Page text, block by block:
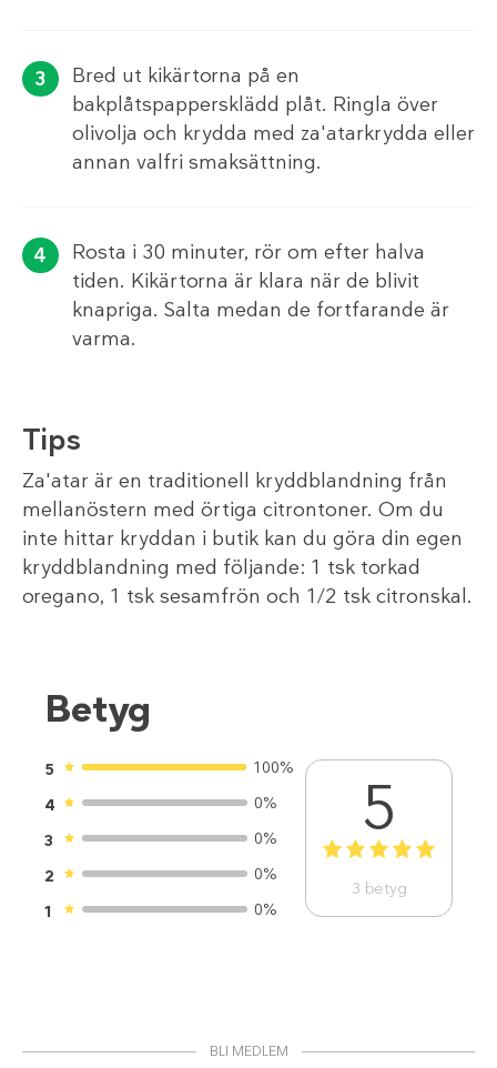
Bred ut kikärtorna på en
bakplåtspappersklädd plåt. Ringla över
olivolja och krydda med za'atarkrydda eller
annan valfri smaksättning.
Rosta i 30 minuter, rör om efter halva
tiden. Kikärtorna är klara när de blivit
knapriga. Salta medan de fortfarande är
varma.
Tips
Za'atar är en traditionell kryddblandning från
mellanöstern med örtiga citrontoner. Om du
inte hittar kryddan i butik kan du göra din egen
kryddblandning med följande: 1 tsk torkad
oregano, 1 tsk sesamfrön och 1/2 tsk citronskal.
Betyg
5
100%
4
0%
3
0%
2
0%
1
0%
5
1 2 3 4 5
3 betyg
BLI MEDLEM